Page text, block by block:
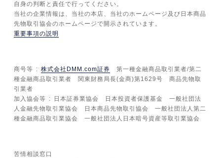
自身の判断と責任で行ってください。
当社の企業情報は、当社の本店、当社のホームページ及び日本商品
先物取引協会のホームページで開示されています。
重要事項の説明
商号等 株式会社DMM.com証券 第一種金融商品取引業者/第二
種金融商品取引業者 関東財務局長(金商)第1629号 商品先物取
引業者
加入協会等
日本証券業協会 日本投資者保護基金 一般社団法
人金融先物取引業協会 日本商品先物取引協会 一般社団法人第二
種金融商品取引業協会 一般社団法人日本暗号資産等取引業協会
苦情相談窓口